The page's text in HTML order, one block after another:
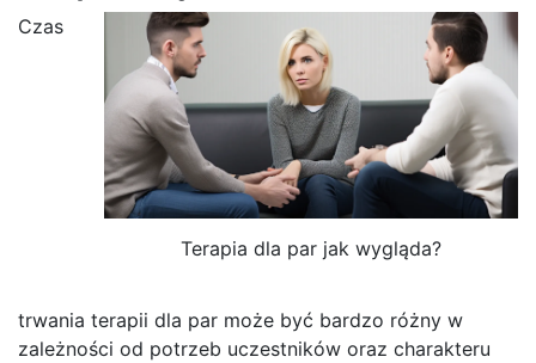
Terapia dla par jak wygląda?
Czas
trwania terapii dla par może być bardzo różny w
zależności od potrzeb uczestników oraz charakteru